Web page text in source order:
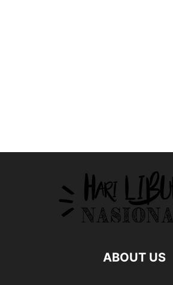
ABOUT US